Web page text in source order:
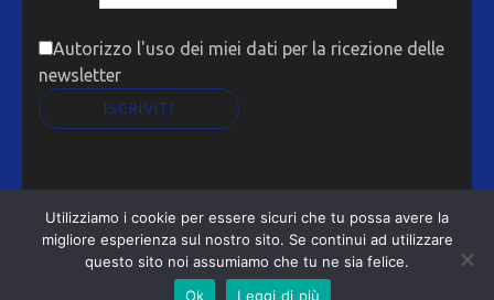
Autorizzo l'uso dei miei dati per la ricezione delle
newsletter
ASSOGRAF Metro Magazine | Sviluppato da
Rara
Theme
. Powered by WordPress Privacy Policy
Utilizziamo i cookie per essere sicuri che tu possa avere la
migliore esperienza sul nostro sito. Se continui ad utilizzare
questo sito noi assumiamo che tu ne sia felice.
Ok
Leggi di più